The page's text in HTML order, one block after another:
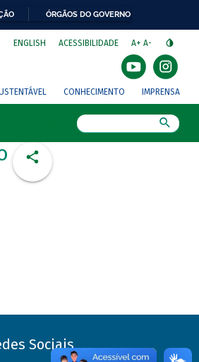
ÓRGÃOS DO GOVERNO
ENGLISH ACESSIBILIDADE A+ A-
CONHECIMENTO IMPRENSA
Sociais